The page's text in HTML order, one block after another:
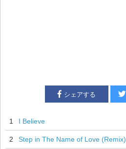
シェアする
1 I Believe
2 Step in The Name of Love (Remix)